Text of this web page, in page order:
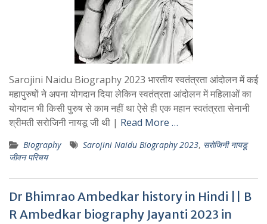
Sarojini Naidu Biography 2023 भारतीय स्वतंत्रता आंदोलन में कई
महापुरुषों ने अपना योगदान दिया लेकिन स्वतंत्रता आंदोलन में महिलाओं का
योगदान भी किसी पुरुष से काम नहीं था ऐसे ही एक महान स्वतंत्रता सेनानी
श्रीमती सरोजिनी नायडू जी थी | Read More …
Biography Sarojini Naidu Biography 2023, सरोजिनी नायडू
जीवन परिचय
Dr Bhimrao Ambedkar history in Hindi || B
R Ambedkar biography Jayanti 2023 in